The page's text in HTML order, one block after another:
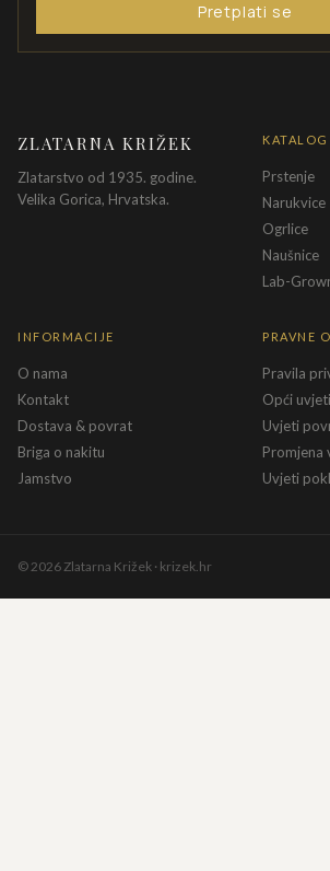
Pretplati se
ZLATARNA KRIŽEK
Zlatarstvo od 1935. godine.
Velika Gorica, Hrvatska.
KATALOG
Prstenje
Narukvice
Ogrlice
Naušnice
Lab-
INFORMACIJE
O nama
Kontakt
Dostava & povrat
Briga o nakitu
Jamstvo
PRAVNE
Pravila
Opći uvjeti
Uvjeti
Promjena
Uvjeti
©2026Zlatarna Križek · krizek.hr